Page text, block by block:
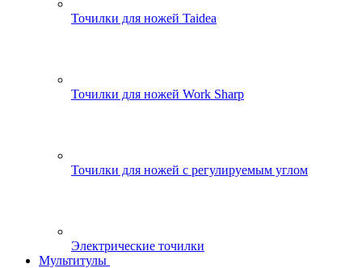
Точилки для ножей Taidea
Точилки для ножей Work Sharp
Точилки для ножей с регулируемым углом
Электрические точилки
Мультитулы